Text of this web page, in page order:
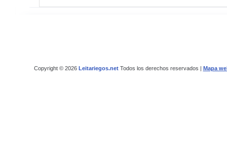
Copyright © 2026 Leitariegos.netTodos los derechos reservados | Mapa